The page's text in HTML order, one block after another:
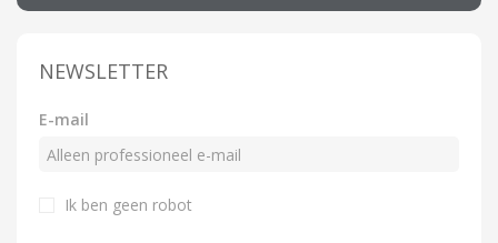
NEWSLETTER
E-mail
Ik ben geen robot